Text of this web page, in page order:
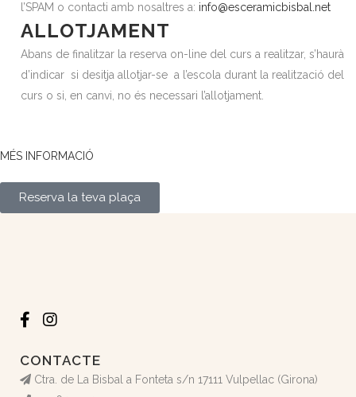
l’SPAM o contacti amb nosaltres a: info@esceramicbisbal.net
ALLOTJAMENT
Abans de finalitzar la reserva on-line del curs a realitzar, s’haurà
d’indicar si desitja allotjar-se a l’escola durant la realització del
curs o si, en canvi, no és necessari l’allotjament.
MÉS INFORMACIÓ
Reserva la teva plaça
CONTACTE
Ctra. de La Bisbal a Fonteta s/n 17111 Vulpellac (Girona)